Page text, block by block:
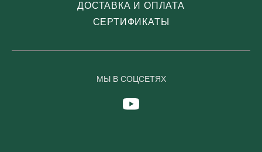
ДОСТАВКА И ОПЛАТА
СЕРТИФИКАТЫ
МЫ В СОЦСЕТЯХ